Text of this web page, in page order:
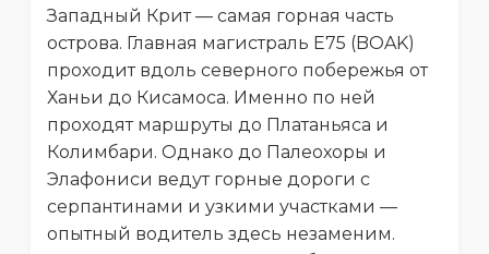
Западный Крит — самая горная часть
острова. Главная магистраль E75 (BOAK)
проходит вдоль северного побережья от
Ханьи до Кисамоса. Именно по ней
проходят маршруты до Платаньяса и
Колимбари. Однако до Палеохоры и
Элафониси ведут горные дороги с
серпантинами и узкими участками —
опытный водитель здесь незаменим.